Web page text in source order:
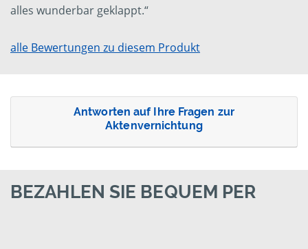
alles wunderbar geklappt.“
alle Bewertungen zu diesem Produkt
Antworten auf Ihre Fragen zur
Aktenvernichtung
BEZAHLEN SIE BEQUEM PER